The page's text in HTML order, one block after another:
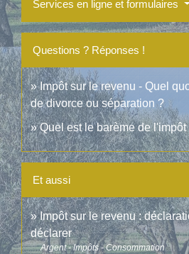
Services en ligne et formulaires
Questions ? Réponses !
Impôt sur le revenu - Quel
de divorce ou séparation ?
Quel est le barème de
Et aussi
Impôt sur le revenu :
déclarer
Argent - Impôts - Consommation